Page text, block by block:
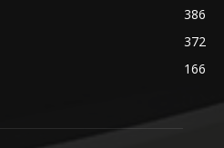
386
372
166